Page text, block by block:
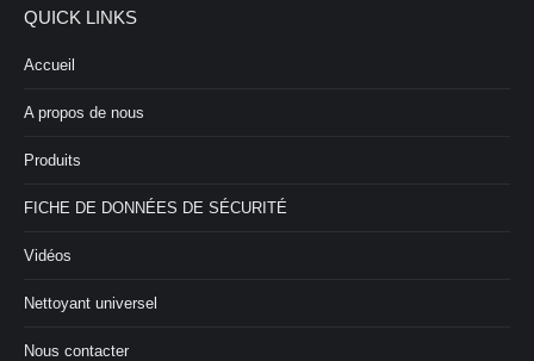
QUICK LINKS
Accueil
A propos de nous
Produits
FICHE DE DONNÉES DE SÉCURITÉ
Vidéos
Nettoyant universel
Nous contacter